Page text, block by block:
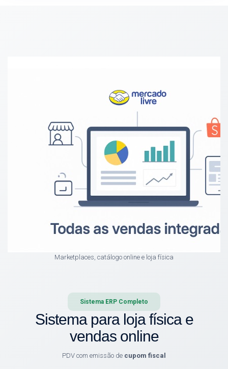
Marketplaces, catálogo online e loja física
Sistema ERP Completo
Sistema para loja física e
vendas online
PDV com emissão de cupom fiscal